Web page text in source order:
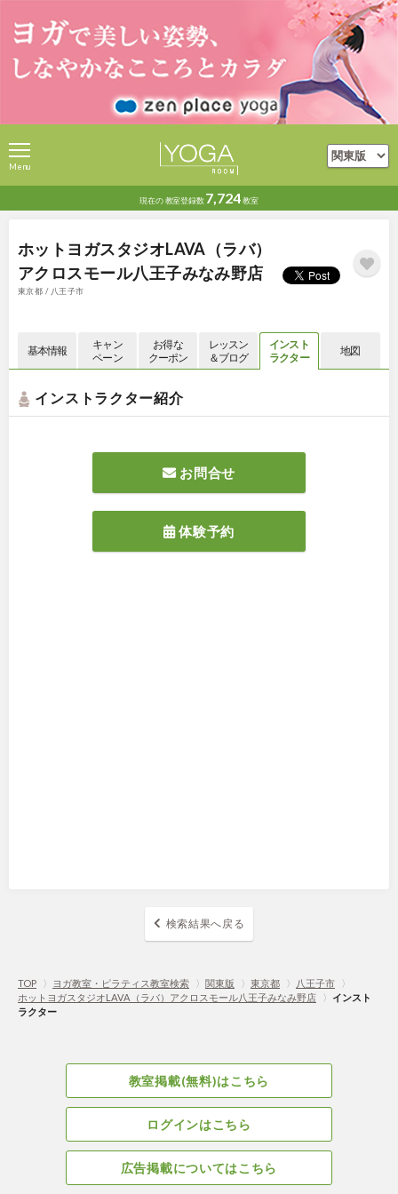
現在の教室登録数 7,724教室
Menu
ホットヨガスタジオLAVA（ラバ）
アクロスモール八王子みなみ野店
東京都 / 八王子市
基本情報
キャン
ペーン
お得な
クーポン
レッスン
＆ブログ
インスト
ラクター
地図
インストラクター紹介
お問合せ
体験予約
検索結果へ戻る
TOP 〉 ヨガ教室・ピラティス教室検索 〉 関東版 〉 東京都 〉 八王子市
〉
ホットヨガスタジオLAVA（ラバ）アクロスモール八王子みなみ野店
〉 インスト
ラクター
教室掲載(無料)はこちら
ログインはこちら
広告掲載についてはこちら